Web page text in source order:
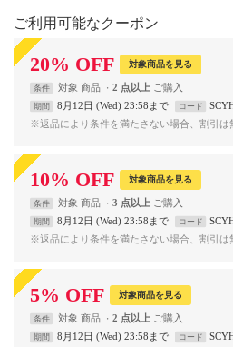
ご利用可能なクーポン
20% OFF 対象商品を見る
条件 対象 商品 2 点以上
期間 8月12日 (Wed) 23:58まで コード
※返品により条件を満たさない場合、割引は
10% OFF 対象商品を見る
条件 対象 商品 3 点以上
期間 8月12日 (Wed) 23:58まで コード
※返品により条件を満たさない場合、割引は
5% OFF 対象商品を見る
条件 対象 商品 2 点以上
期間 8月12日 (Wed) 23:58まで コード